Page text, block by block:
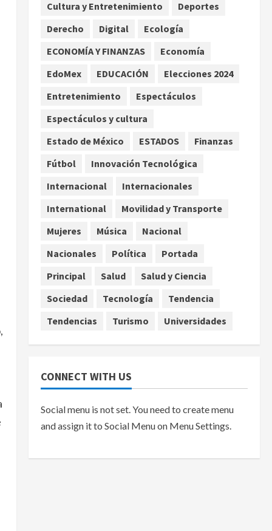
2 agosto 8, 2026
en 2025 a niveles previos a la
pandemia, señala Inegi
4
Pronostican victoria 3-1 de
Azul en la Jornada 2
agosto 8, 2026
De la Espriella pronuncia su
primer discurso como
diez claves de gobierno
agosto 8, 2026
Cultura y Entretenimiento
Deportes
Derecho
Digital
Ecología
ECONOMÍA Y FINANZAS
Economía
EdoMex
EDUCACIÓN
Elecciones 2024
Entretenimiento
Espectáculos
Espectáculos y cultura
Estado de México
ESTADOS
Finanzas
Fútbol
Innovación Tecnológica
Internacional
Internacionales
International
Movilidad y Transporte
Mujeres
Música
Nacional
Nacionales
Política
Portada
Principal
Salud
Salud y Ciencia
Sociedad
Tecnología
Tendencia
Tendencias
Turismo Universidades
CONNECT WITH US
Social menu is not set. You need to create menu
and assign it to Social Menu on Menu Settings.